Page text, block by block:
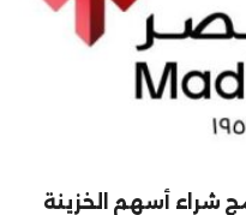
شراء أسهم الخزينة